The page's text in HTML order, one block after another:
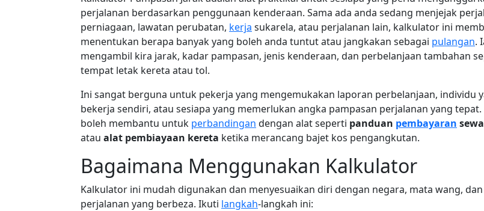
perjalanan berdasarkan penggunaan kenderaan. Sama ada anda sedang menjejak
perniagaan, lawatan perubatan, kerja sukarela, atau perjalanan lain, kalkulator ini
menentukan berapa banyak yang boleh anda tuntut atau jangkakan sebagai pulangan.
mengambil kira jarak, kadar pampasan, jenis kenderaan, dan perbelanjaan tambahan
tempat letak kereta atau tol.
Ini sangat berguna untuk pekerja yang mengemukakan laporan perbelanjaan, individu
bekerja sendiri, atau sesiapa yang memerlukan angka pampasan perjalanan yang tepat.
boleh membantu untuk perbandingan dengan alat seperti panduan pembayaran
atau alat pembiayaan kereta ketika merancang bajet kos pengangkutan.
Bagaimana Menggunakan Kalkulator
Kalkulator ini mudah digunakan dan menyesuaikan diri dengan negara, mata wang,
perjalanan yang berbeza. Ikuti langkah-langkah ini: